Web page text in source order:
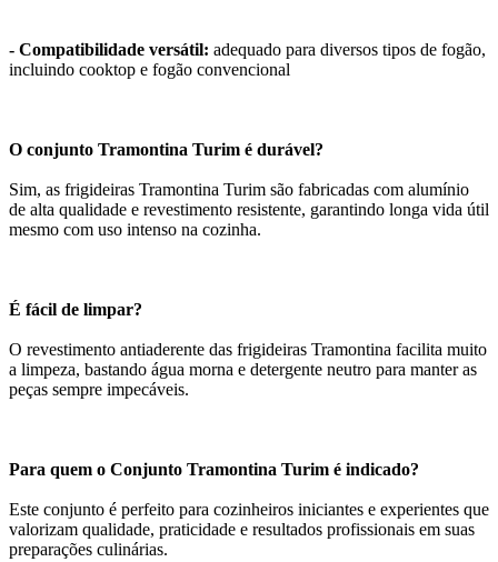
- Compatibilidade versátil: adequado para diversos tipos de fogão,
incluindo cooktop e fogão convencional
O conjunto Tramontina Turim é durável?
Sim, as frigideiras Tramontina Turim são fabricadas com alumínio
de alta qualidade e revestimento resistente, garantindo longa vida útil
mesmo com uso intenso na cozinha.
É fácil de limpar?
O revestimento antiaderente das frigideiras Tramontina facilita muito
a limpeza, bastando água morna e detergente neutro para manter as
peças sempre impecáveis.
Para quem o Conjunto Tramontina Turim é indicado?
Este conjunto é perfeito para cozinheiros iniciantes e experientes que
valorizam qualidade, praticidade e resultados profissionais em suas
preparações culinárias.